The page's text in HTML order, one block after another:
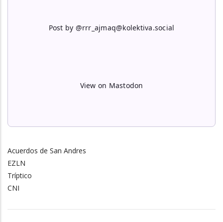
Post by @rrr_ajmaq@kolektiva.social
View on Mastodon
Acuerdos de San Andres
EZLN
Tríptico
CNI